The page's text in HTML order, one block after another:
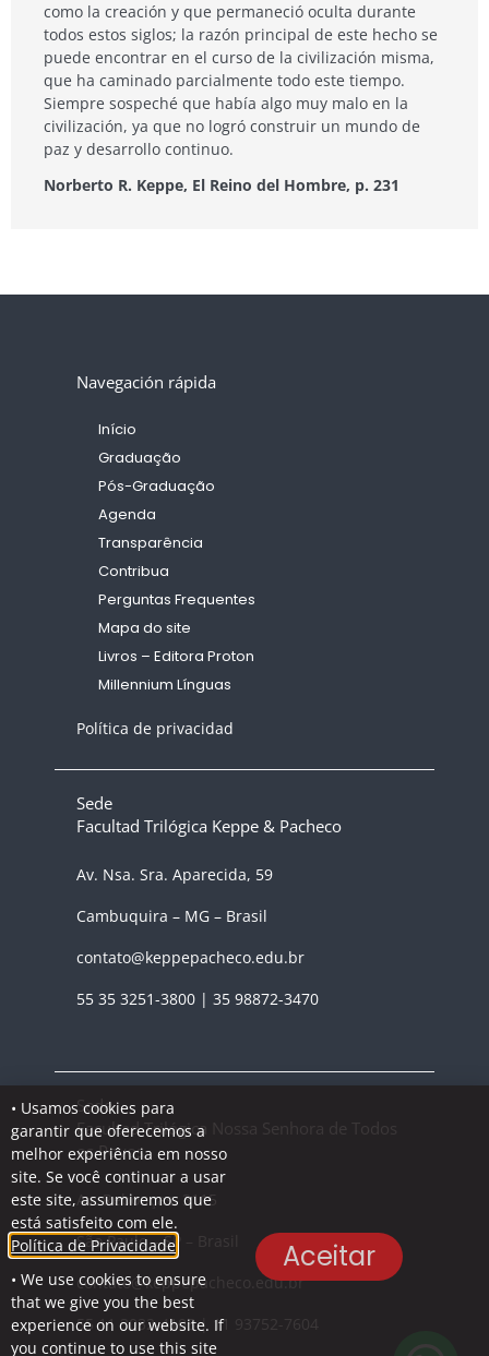
como la creación y que permaneció oculta durante
todos estos siglos; la razón principal de este hecho se
puede encontrar en el curso de la civilización misma,
que ha caminado parcialmente todo este tiempo.
Siempre sospeché que había algo muy malo en la
civilización, ya que no logró construir un mundo de
paz y desarrollo continuo.
Norberto R. Keppe, El Reino del Hombre, p. 231
Navegación rápida
Início
Graduação
Pós-Graduação
Agenda
Transparência
Contribua
Perguntas Frequentes
Mapa do site
Livros – Editora Proton
Millennium Línguas
Política de privacidad
Sede
Facultad Trilógica Keppe & Pacheco
Av. Nsa. Sra. Aparecida, 59
Cambuquira – MG – Brasil
contato@keppepacheco.edu.br
55 35 3251-3800 | 35 98872-3470
Sede
Facultad Trilógica Nossa Senhora de Todos
os Povos
Av. Rebouças, 3115
São Paulo – SP – Brasil
contato@keppepacheco.edu.br
55 11 3032-4105 | 11 93752-7604
• Usamos cookies para
garantir que oferecemos a
melhor experiência em nosso
site. Se você continuar a usar
este site, assumiremos que
está satisfeito com ele.
Política de Privacidade
• We use cookies to ensure
that we give you the best
experience on our website. If
you continue to use this site
Aceitar